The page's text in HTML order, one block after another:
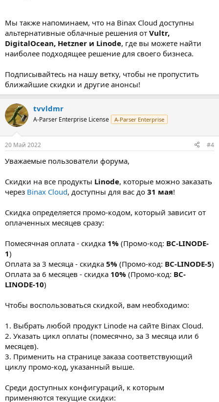
Мы также напоминаем, что на Binax Cloud доступны
альтернативные облачные решения от Vultr,
DigitalOcean, Hetzner и Linode, где вы можете найти
наиболее подходящее решение для своего бизнеса.
Подписывайтесь на нашу ветку, чтобы не пропустить
ближайшие скидки и другие анонсы!
tvvldmr
A-Parser Enterprise License A-Parser Enterprise
20 Май 2022 #4
Уважаемые пользователи форума,
Скидки на все продукты Linode, которые можно заказать
через Binax Cloud, доступны для вас до 31 мая!
Скидка определяется промо-кодом, который зависит от
оплаченных месяцев сразу:
Помесячная оплата - скидка 1% (Промо-код: BC-LINODE-
1)
Оплата за 3 месяца - скидка 5% (Промо-код: BC-LINODE-5)
Оплата за 6 месяцев - скидка 10% (Промо-код: BC-
LINODE-10)
Чтобы воспользоваться скидкой, вам необходимо:
1. Выбрать любой продукт Linode на сайте Binax Cloud.
2. Указать цикл оплаты (помесячно, за 3 месяца или 6
месяцев).
3. Применить на странице заказа соответствующий
циклу промо-код, указанный выше.
Среди доступных конфигураций, к которым
применяются текущие скидки: